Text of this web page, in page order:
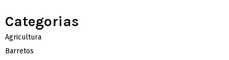
Categorias
Agricultura
Barretos